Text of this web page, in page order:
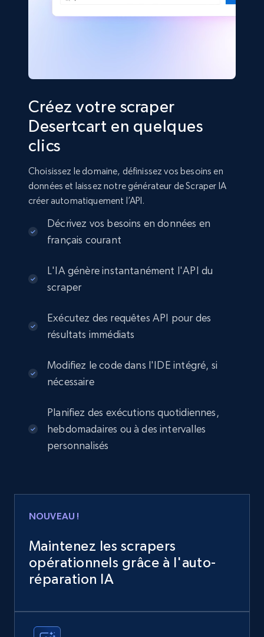
Créez votre scraper
Desertcart en quelques
clics
Choisissez le domaine, définissez vos besoins en
données et laissez notre générateur de Scraper IA
créer automatiquement l’API.
Décrivez vos besoins en données en
français courant
L'IA génère instantanément l'API du
scraper
Exécutez des requêtes API pour des
résultats immédiats
Modifiez le code dans l'IDE intégré, si
nécessaire
Planifiez des exécutions quotidiennes,
hebdomadaires ou à des intervalles
personnalisés
NOUVEAU !
Maintenez les scrapers
opérationnels grâce à l'auto-
réparation IA